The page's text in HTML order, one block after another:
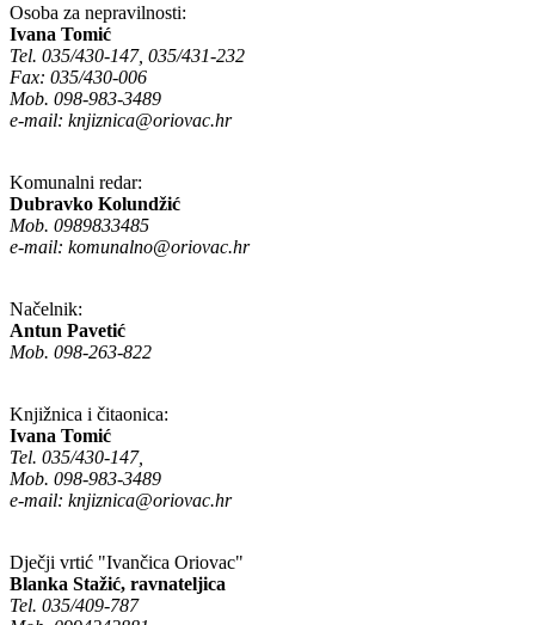
Osoba za nepravilnosti:
Ivana Tomić
Tel. 035/430-147, 035/431-232
Fax: 035/430-006
Mob. 098-983-3489
e-mail: knjiznica@oriovac.hr
Komunalni redar:
Dubravko Kolundžić
Mob. 0989833485
e-mail: komunalno@oriovac.hr
Načelnik:
Antun Pavetić
Mob. 098-263-822
Knjižnica i čitaonica:
Ivana Tomić
Tel. 035/430-147,
Mob. 098-983-3489
e-mail: knjiznica@oriovac.hr
Dječji vrtić "Ivančica Oriovac"
Blanka Stažić, ravnateljica
Tel. 035/409-787